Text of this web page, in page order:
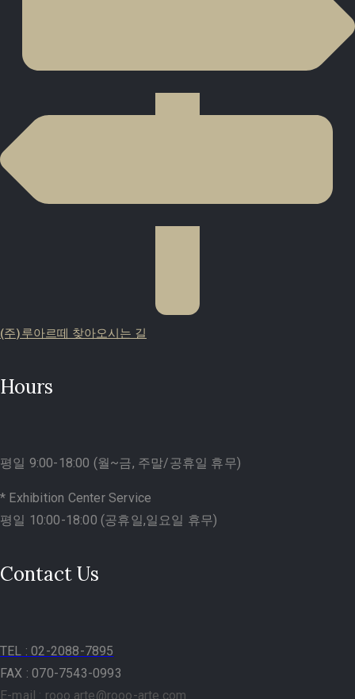
(주)루아르떼 찾아오시는 길
Hours
평일 9:00-18:00 (월~금, 주말/공휴일 휴무)
* Exhibition Center Service
평일 10:00-18:00 (공휴일,일요일 휴무)
Contact Us
TEL : 02-2088-7895
FAX : 070-7543-0993
E-mail : rooo.arte@rooo-arte.com